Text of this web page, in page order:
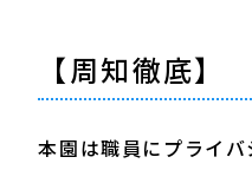
【周知徹底】
本園は職員にプライ